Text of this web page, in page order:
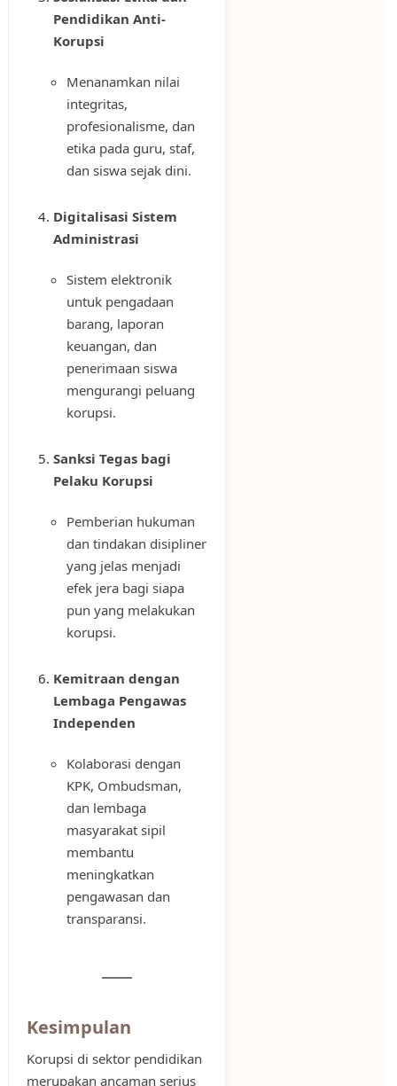
Pendidikan Anti-
Korupsi
Menanamkan nilai
integritas,
profesionalisme, dan
etika pada guru, staf,
dan siswa sejak dini.
Digitalisasi Sistem
Administrasi
Sistem elektronik
untuk pengadaan
barang, laporan
keuangan, dan
penerimaan siswa
mengurangi peluang
korupsi.
Sanksi Tegas bagi
Pelaku Korupsi
Pemberian hukuman
dan tindakan disipliner
yang jelas menjadi
efek jera bagi siapa
pun yang melakukan
korupsi.
Kemitraan dengan
Lembaga Pengawas
Independen
Kolaborasi dengan
KPK, Ombudsman,
dan lembaga
masyarakat sipil
membantu
meningkatkan
pengawasan dan
transparansi.
Kesimpulan
Korupsi di sektor pendidikan
merupakan ancaman serius